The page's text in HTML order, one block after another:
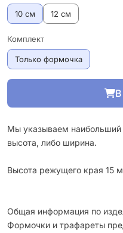
10 см 12 см
Комплект
Только формочка
В
Мы указываем
высота, либо ширина.
Высота режущего края 15
Общая информация по
Формочки и трафареты